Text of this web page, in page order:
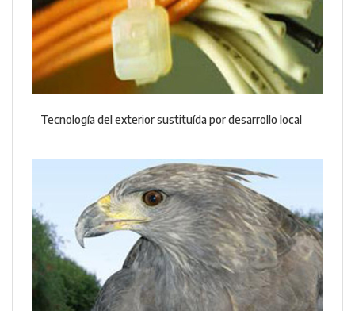
Tecnología del exterior sustituída por desarrollo local